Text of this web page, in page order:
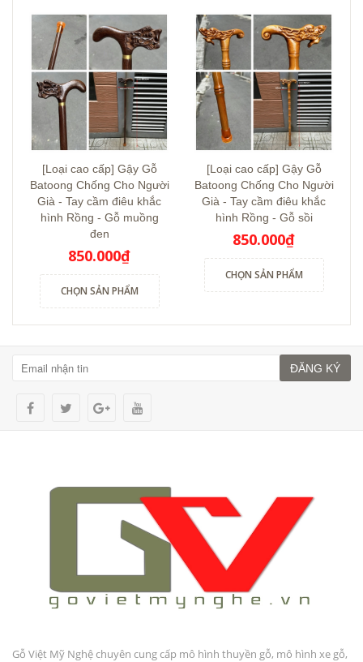
[Loại cao cấp] Gậy Gỗ
Batoong Chống Cho Người
Già - Tay cầm điêu khắc
hình Rồng - Gỗ muồng
đen
850.000₫
CHỌN SẢN PHẨM
[Loại cao cấp] Gậy Gỗ
Batoong Chống Cho Người
Già - Tay cầm điêu khắc
hình Rồng - Gỗ sồi
850.000₫
CHỌN SẢN PHẨM
ĐĂNG KÝ
Gỗ Việt Mỹ Nghệ chuyên cung cấp mô hình thuyền gỗ, mô hình xe gỗ,